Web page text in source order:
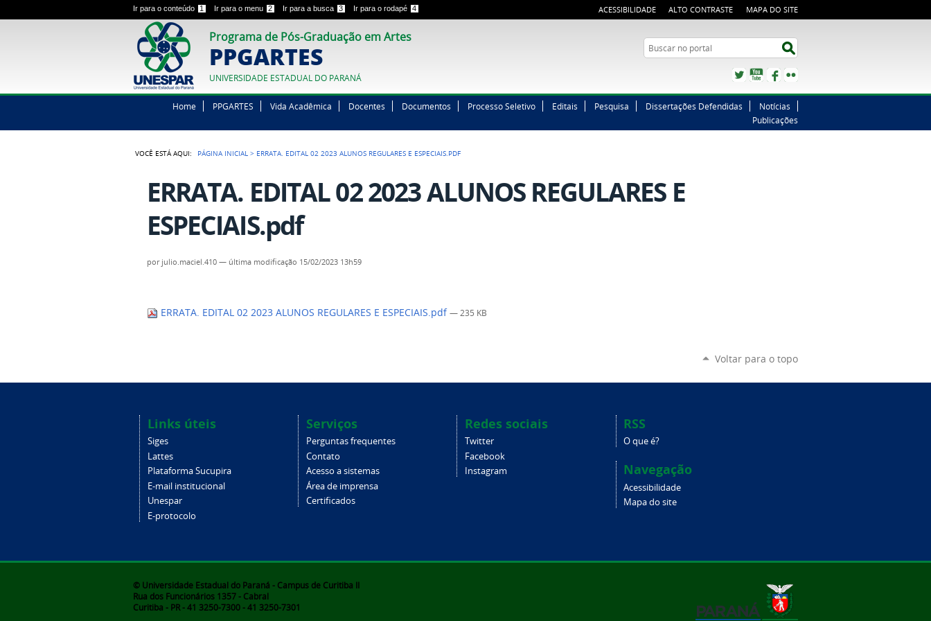
Ir para o conteúdo 1 Ir para o menu 2 Ir para a busca 3 Ir para o rodapé 4 ACESSIBILIDADE ALTO CONTRASTE MAPA DO SITE
Programa de Pós-Graduação em Artes
PPGARTES
UNIVERSIDADE ESTADUAL DO PARANÁ
Buscar no portal
TwitterYouTubeFacebook
Home PPGARTES Vida Acadêmica Docentes Documentos Processo Seletivo Editais Pesquisa Dissertações Defendidas
Notícias
Publicações
VOCÊ ESTÁ AQUI: PÁGINA INICIAL > ERRATA. EDITAL 02 2023 ALUNOS REGULARES E ESPECIAIS.PDF
ERRATA. EDITAL 02 2023 ALUNOS REGULARES E
ESPECIAIS.pdf
por julio.maciel.410— última modificação 15/02/2023 13h59
ERRATA. EDITAL 02 2023 ALUNOS REGULARES E ESPECIAIS.pdf — 235 KB
Voltar para o topo
Links úteis
Siges
Lattes
Plataforma Sucupira
E-mail institucional
Unespar
E-protocolo
Serviços
Perguntas frequentes
Contato
Acesso a sistemas
Área de imprensa
Certificados
Redes sociais
Twitter
Facebook
Instagram
RSS
O que é?
Navegação
Acessibilidade
Mapa do site
© Universidade Estadual do Paraná - Campus de Curitiba II
Rua dos Funcionários 1357 - Cabral
Curitiba - PR - 41 3250-7300 - 41 3250-7301